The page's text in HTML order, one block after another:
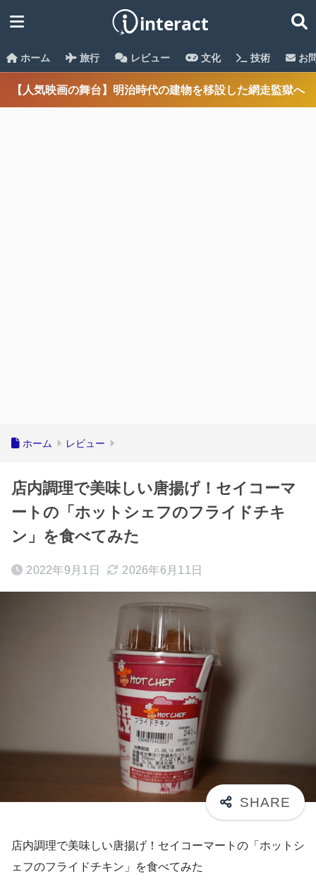
ホーム 旅行 レビュー 文化 技術 お
【人気映画の舞台】明治時代の建物を移設した網走監獄へ
ホーム レビュー
店内調理で美味しい唐揚げ！セイコーマ
ートの「ホットシェフのフライドチキ
ン」を食べてみた
2022年9月1日 2026年6月11日
店内調理で美味しい唐揚げ！セイコーマートの「ホットシ
ェフのフライドチキン」を食べてみた